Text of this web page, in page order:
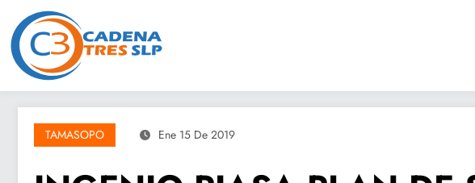
contenido
TAMASOPO Ene 15 De 2019